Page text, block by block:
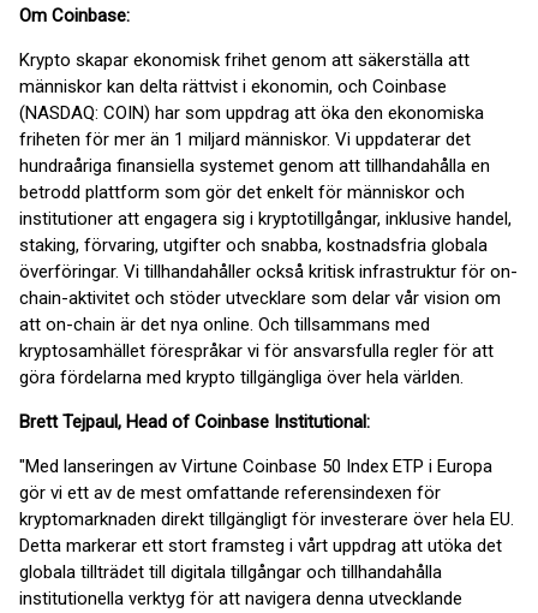
Om Coinbase:
Krypto skapar ekonomisk frihet genom att säkerställa att
människor kan delta rättvist i ekonomin, och Coinbase
(NASDAQ: COIN) har som uppdrag att öka den ekonomiska
friheten för mer än 1 miljard människor. Vi uppdaterar det
hundraåriga finansiella systemet genom att tillhandahålla en
betrodd plattform som gör det enkelt för människor och
institutioner att engagera sig i kryptotillgångar, inklusive handel,
staking, förvaring, utgifter och snabba, kostnadsfria globala
överföringar. Vi tillhandahåller också kritisk infrastruktur för on-
chain-aktivitet och stöder utvecklare som delar vår vision om
att on-chain är det nya online. Och tillsammans med
kryptosamhället förespråkar vi för ansvarsfulla regler för att
göra fördelarna med krypto tillgängliga över hela världen.
Brett Tejpaul, Head of Coinbase Institutional:
"Med lanseringen av Virtune Coinbase 50 Index ETP i Europa
gör vi ett av de mest omfattande referensindexen för
kryptomarknaden direkt tillgängligt för investerare över hela EU.
Detta markerar ett stort framsteg i vårt uppdrag att utöka det
globala tillträdet till digitala tillgångar och tillhandahålla
institutionella verktyg för att navigera denna utvecklande